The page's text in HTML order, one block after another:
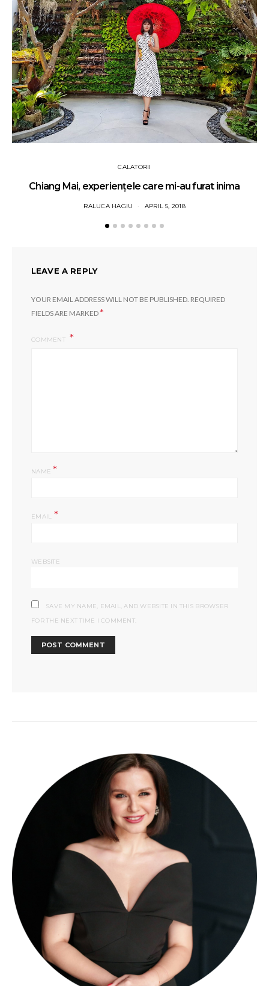
CALATORII
Chiang Mai, experiențele care mi-au furat inima
RALUCA HAGIU APRIL 5, 2018
LEAVE A REPLY
YOUR EMAIL ADDRESS WILL NOT BE PUBLISHED. REQUIRED
FIELDS ARE MARKED*
COMMENT
NAME *
EMAIL *
WEBSITE
SAVE MY NAME, EMAIL, AND WEBSITE IN THIS BROWSER
FOR THE NEXT TIME I COMMENT.